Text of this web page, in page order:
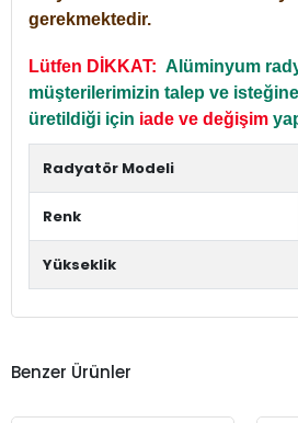
gerekmektedir.
Lütfen DİKKAT: Alüminyum
müşterilerimizin talep ve
üretildiği için iade ve değişim
Radyatör Modeli
Renk
Yükseklik
Benzer Ürünler